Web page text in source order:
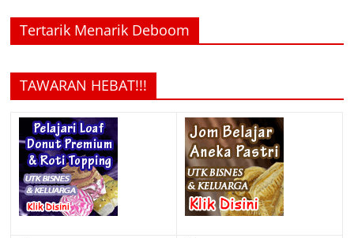
Tertarik Menarik Deboom
TAWARAN HEBAT!!!